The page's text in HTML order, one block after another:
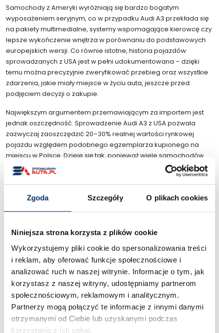
Zgoda Szczegóły O plikach cookies
Niniejsza strona korzysta z plików cookie
Wykorzystujemy pliki cookie do spersonalizowania treści
i reklam, aby oferować funkcje społecznościowe i
analizować ruch w naszej witrynie. Informacje o tym, jak
korzystasz z naszej witryny, udostępniamy partnerom
społecznościowym, reklamowym i analitycznym.
Partnerzy mogą połączyć te informacje z innymi danymi
otrzymanymi od Ciebie lub uzyskanymi podczas
korzystania z ich usług.
Samochody z Ameryki wyróżniają się bardzo bogatym
wyposażeniem seryjnym, co w przypadku Audi A3 przekłada się
na pakiety multimedialne, systemy wspomagające kierowcę czy
lepsze wykończenie wnętrza w porównaniu do podstawowych
europejskich wersji. Co równie istotne, historia pojazdów
sprowadzanych z USA jest w pełni udokumentowana – dzięki
temu można precyzyjnie zweryfikować przebieg oraz wszystkie
zdarzenia, jakie miały miejsce w życiu auta, jeszcze przed
podjęciem decyzji o zakupie.
Największym argumentem przemawiającym za importem jest
jednak oszczędność. Sprowadzenie Audi A3 z USA pozwala
zazwyczaj zaoszczędzić 20–30% realnej wartości rynkowej
pojazdu względem podobnego egzemplarza kupionego na
miejscu w Polsce. Dzieje się tak, ponieważ wiele samochodów
trafia na aukcje ubezpieczycieli – auto powypadkowe traci na
wartości formalnej, mimo że po profesjonalnej naprawie jest w
pełni sprawne, co dodatkowo pozwala obniżyć podatki przy
odprawie.
Audi A3 z USA – krok po kroku
Cały proces sprowadzenia Audi A3 z USA został podzielony na
trzy przejrzyste etapy, dzięki czemu klient na każdym etapie wie,
co się dzieje z jego pieniędzmi i przyszłym samochodem:
Zapytanie i bezpłatna wycena – wypełniasz prosty
formularz, podając model, wersję i budżet, a w
odpowiedzi otrzymujesz konkretną propozycję bez
żadnych zobowiązań.